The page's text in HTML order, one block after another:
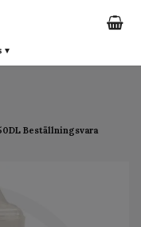
Beställningsvara
▾